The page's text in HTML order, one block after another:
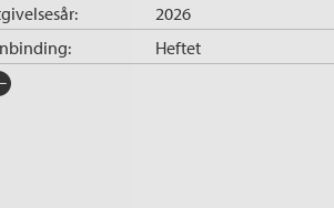
Heftet
2026